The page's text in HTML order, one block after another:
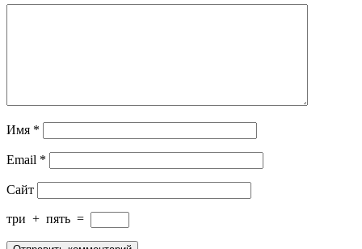
Имя *
Email *
Сайт
три + пять =